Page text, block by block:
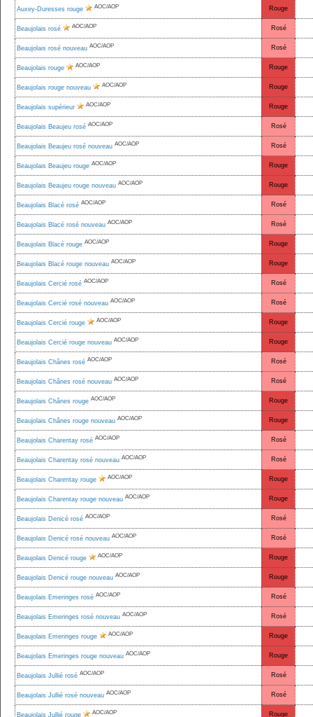
Auxey-Duresses rouge AOC/AOP Rouge
Beaujolais rosé AOC/AOP Rosé
Beaujolais rosé nouveau AOC/AOP Rosé
Beaujolais rouge AOC/AOP Rouge
Beaujolais rouge nouveau AOC/AOP Rouge
Beaujolais supérieur AOC/AOP Rouge
Beaujolais Beaujeu rosé AOC/AOP Rosé
Beaujolais Beaujeu rosé nouveau AOC/AOP Rosé
Beaujolais Beaujeu rouge AOC/AOP Rouge
Beaujolais Beaujeu rouge nouveau AOC/AOP Rouge
Beaujolais Blacé rosé AOC/AOP Rosé
Beaujolais Blacé rosé nouveau AOC/AOP Rosé
Beaujolais Blacé rouge AOC/AOP Rouge
Beaujolais Blacé rouge nouveau AOC/AOP Rouge
Beaujolais Cercié rosé AOC/AOP Rosé
Beaujolais Cercié rosé nouveau AOC/AOP Rosé
Beaujolais Cercié rouge AOC/AOP Rouge
Beaujolais Cercié rouge nouveau AOC/AOP Rouge
Beaujolais Chânes rosé AOC/AOP Rosé
Beaujolais Chânes rosé nouveau AOC/AOP Rosé
Beaujolais Chânes rouge AOC/AOP Rouge
Beaujolais Chânes rouge nouveau AOC/AOP Rouge
Beaujolais Charentay rosé AOC/AOP Rosé
Beaujolais Charentay rosé nouveau AOC/AOP Rosé
Beaujolais Charentay rouge AOC/AOP Rouge
Beaujolais Charentay rouge nouveau AOC/AOP Rouge
Beaujolais Denicé rosé AOC/AOP Rosé
Beaujolais Denicé rosé nouveau AOC/AOP Rosé
Beaujolais Denicé rouge AOC/AOP Rouge
Beaujolais Denicé rouge nouveau AOC/AOP Rouge
Beaujolais Emeringes rosé AOC/AOP Rosé
Beaujolais Emeringes rosé nouveau AOC/AOP Rosé
Beaujolais Emeringes rouge AOC/AOP Rouge
Beaujolais Emeringes rouge nouveau AOC/AOP Rouge
Beaujolais Jullié rosé AOC/AOP Rosé
Beaujolais Jullié rosé nouveau AOC/AOP Rosé
Beaujolais Jullié rouge AOC/AOP Rouge